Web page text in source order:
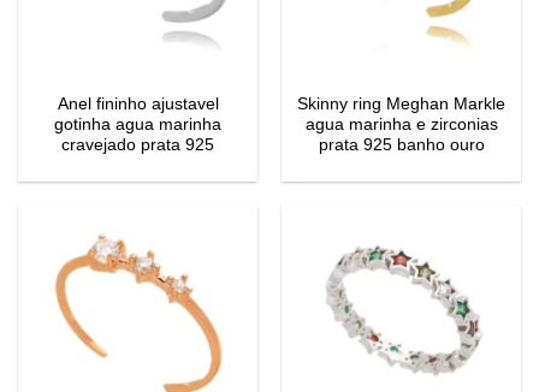
Anel fininho ajustavel
gotinha agua marinha
cravejado prata 925
Skinny ring Meghan Markle
agua marinha e zirconias
prata 925 banho ouro